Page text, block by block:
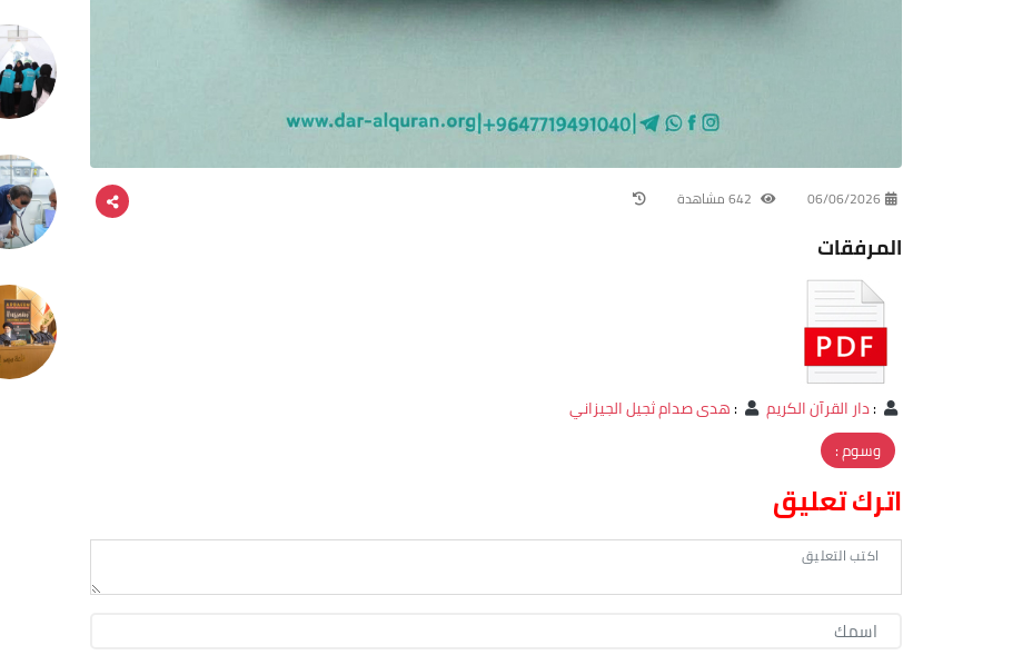
06/06/2026
المرفقات
:دار القرآن الكريم :هدى صدام ثجيل الجيزاني
وسوم :
اترك تعليق